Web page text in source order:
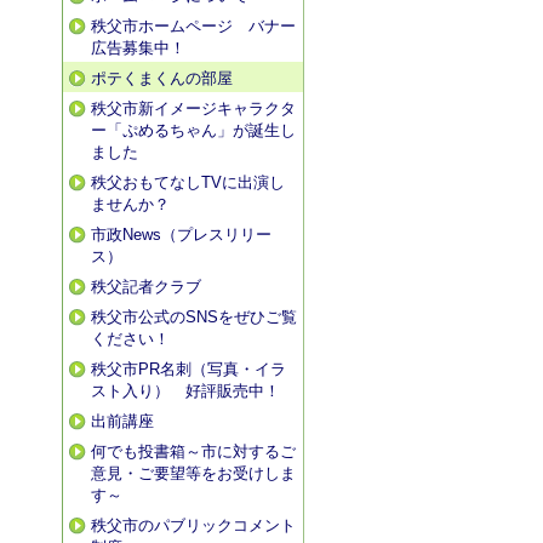
秩父市ホームページ バナー
広告募集中！
ポテくまくんの部屋
秩父市新イメージキャラクタ
ー「ぷめるちゃん」が誕生し
ました
秩父おもてなしTVに出演し
ませんか？
市政News（プレスリリー
ス）
秩父記者クラブ
秩父市公式のSNSをぜひご覧
ください！
秩父市PR名刺（写真・イラ
スト入り） 好評販売中！
出前講座
何でも投書箱～市に対するご
意見・ご要望等をお受けしま
す～
秩父市のパブリックコメント